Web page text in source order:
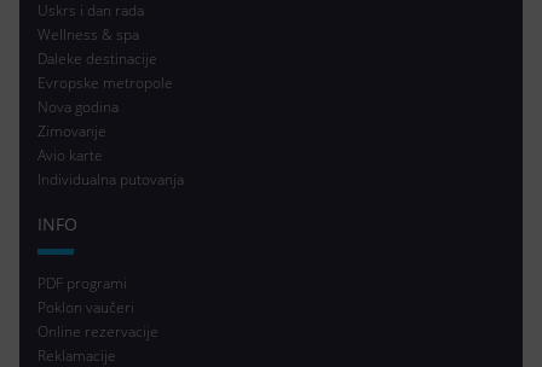
Uskrs i dan rada
Wellness & spa
Daleke destinacije
Evropske metropole
Nova godina
Zimovanje
Avio karte
Individualna putovanja
INFO
PDF programi
Poklon vaučeri
Online rezervacije
Reklamacije